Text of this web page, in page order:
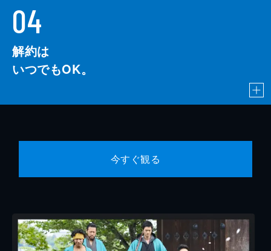
04
解約は
いつでもOK。
今すぐ観る